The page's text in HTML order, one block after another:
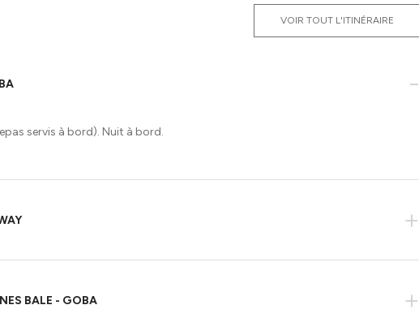
VOIR TOUT L'ITINÉRAIRE
-
servis à bord). Nuit à bord.
+
BALE - GOBA +